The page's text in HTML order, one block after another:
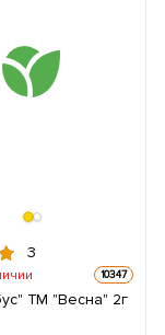
3
10347
ТМ "Весна" 2г